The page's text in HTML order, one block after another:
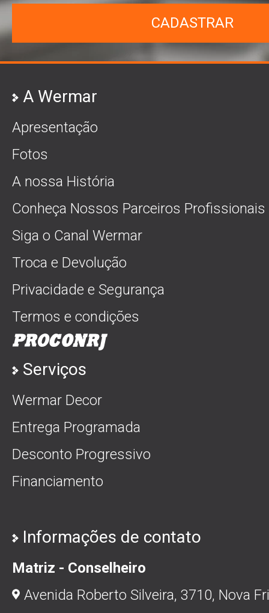
CADASTRAR
A Wermar
Apresentação
Fotos
A nossa História
Conheça Nossos Parceiros Profissionais
Siga o Canal Wermar
Troca e Devolução
Privacidade e Segurança
Termos e condições
Serviços
Wermar Decor
Entrega Programada
Desconto Progressivo
Financiamento
Informações de contato
Matriz - Conselheiro
Avenida Roberto Silveira, 3710, Nova